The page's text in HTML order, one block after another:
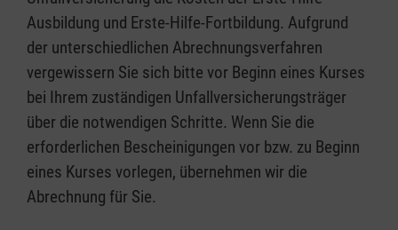
Ausbildung und Erste-Hilfe-Fortbildung. Aufgrund
der unterschiedlichen Abrechnungsverfahren
vergewissern Sie sich bitte vor Beginn eines Kurses
bei Ihrem zuständigen Unfallversicherungsträger
über die notwendigen Schritte. Wenn Sie die
erforderlichen Bescheinigungen vor bzw. zu Beginn
eines Kurses vorlegen, übernehmen wir die
Abrechnung für Sie.